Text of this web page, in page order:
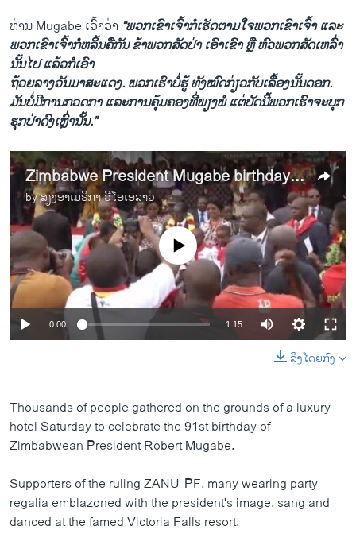
ທ່ານ Mugabe ​ເວົ້າວ່າ “ພວກ​ເຂົາ​ເຈົ້າກໍ​ເຮັດ​ຕາມ​ໃຈ​ພວກ​ເຂົາ​ເຈົ້າ ​ແລະ
ພວກ​ເຂົາ​ເຈົ້າ​ກໍ​ຫລິ້ນຄື​ກັນ ຂ້າ​ພວກ​ສັດປ່າ ເອົາເຂົາ ຫຼື ຫົວພວກ​ສັດ​ເຫລົ່າ
ນັ້ນ​ໄປ ​ແລ້ວ​ກໍ​ເອົາ
ຖ້ວຍລາງວັນ​ມາສະ​ແດງ. ພວກ​ເຮົາ​ບໍ່​ຮູ້ ທັງ​ໝົດ​ກ່ຽວກັບ​ເ​ລື້​ອງນັ້ນດອກ.
ມັນ​ບໍ່​ມີ​ການ​ກວດກາ ​ແລະ​ການ​ຄຸ້ມ​ຄອງ​ທີ່​ພຽງພໍ ​ແຕ່​ບັດ​ນີ້ພວກ​ເຮົາຈະ​ບຸກ
ຮຸກ​ປ່າດົງ​ເຫຼົ່ານັ້ນ.”
Zimbabwe President Mugabe birthday video
byສຽງອາເມຣິກາ ວີໂອເອລາວ
No media source currently available
0:00 1:15
ລິງໂດຍກົງ
​Thousands of people gathered on the grounds of a luxury
hotel Saturday to celebrate the 91st birthday of
Zimbabwean President Robert Mugabe.
Supporters of the ruling ZANU-PF, many wearing party
regalia emblazoned with the president's image, sang and
danced at the famed Victoria Falls resort.